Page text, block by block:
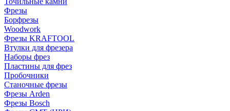
Фрезы
Борфрезы
Woodwork
Фрезы KRAFTOOL
Втулки для фрезера
Наборы фрез
Пластины для фрез
Пробочники
Станочные фрезы
Фрезы Arden
Фрезы Bosch